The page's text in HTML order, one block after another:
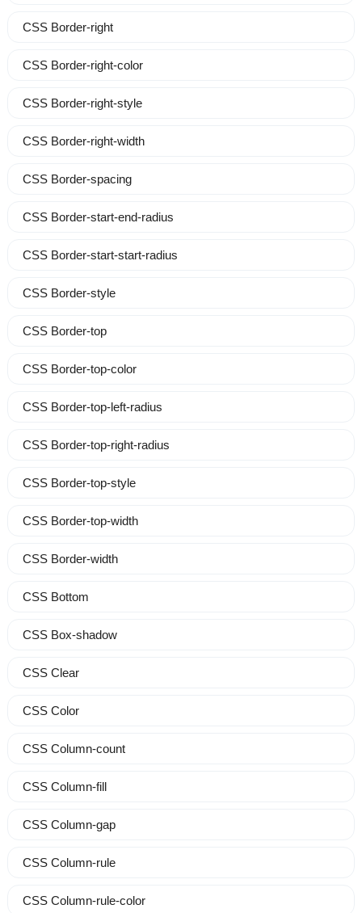
CSS Border-right
CSS Border-right-color
CSS Border-right-style
CSS Border-right-width
CSS Border-spacing
CSS Border-start-end-radius
CSS Border-start-start-radius
CSS Border-style
CSS Border-top
CSS Border-top-color
CSS Border-top-left-radius
CSS Border-top-right-radius
CSS Border-top-style
CSS Border-top-width
CSS Border-width
CSS Bottom
CSS Box-shadow
CSS Clear
CSS Color
CSS Column-count
CSS Column-fill
CSS Column-gap
CSS Column-rule
CSS Column-rule-color